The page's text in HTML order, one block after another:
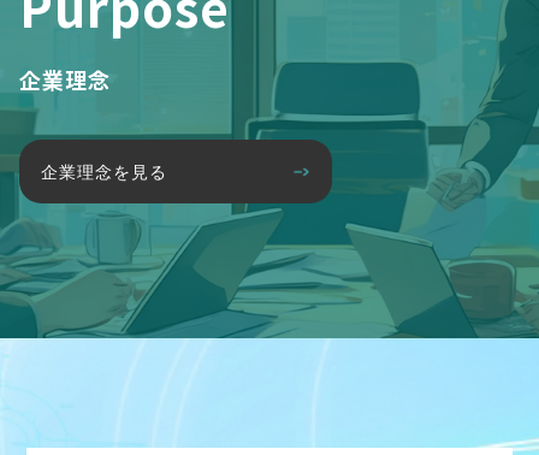
企業理念
企業理念を見る